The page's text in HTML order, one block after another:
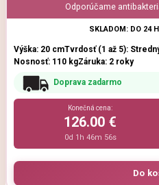
Odporúčame
SKLADOM: DO 24
Výška: 20 cmTvrdosť (1 až 5):
Nosnosť: 110 kgZáruka: 2 roky
Doprava zadarmo
Konečná cena:
126.00 €
0d 1h 46m 54s